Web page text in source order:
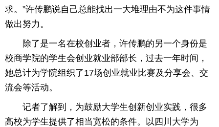
求。”许传鹏说自己总能找出一大堆理由不为这件事情
做出努力。
除了是一名在校创业者，许传鹏的另一个身份是
校商学院的学生会创业就业部部长，过去一年时间，
她总计为学院组织了17场创业就业比赛及分享会、交
流会等活动。
记者了解到，为鼓励大学生创新创业实践，很多
高校为学生提供了相当宽松的条件。以四川大学为